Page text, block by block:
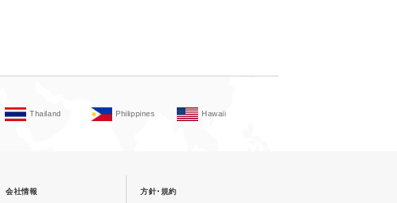
Thailand Philippines Hawaii
会社情報 方針･規約